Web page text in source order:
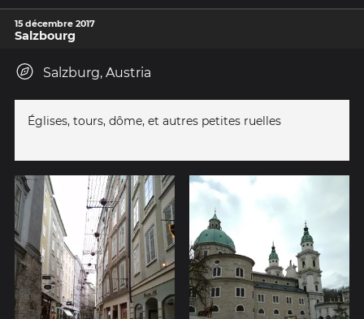
15 décembre 2017
Salzbourg
Salzburg, Austria
Églises, tours, dôme, et autres petites ruelles